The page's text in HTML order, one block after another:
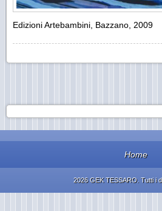
Edizioni Artebambini, Bazzano, 2009
Home
2026 GEK TESSARO. Tutti i